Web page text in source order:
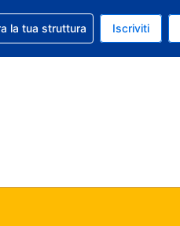
Euro
attuale: Italiano
con la prenotazione
la tua struttura Iscriviti